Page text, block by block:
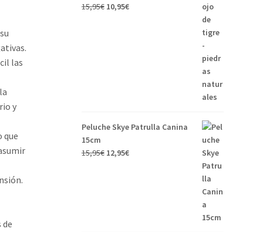
las
y
que
15,95€ El
10,95€El
Peluche Skye Patrulla Canina
15cm
15,95€ El
12,95€El